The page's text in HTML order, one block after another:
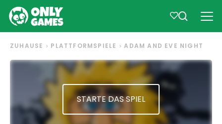
ZUHAUSE PLATTFORMSPIELE ADAM AND EVE NIGHT
STARTE DAS SPIEL